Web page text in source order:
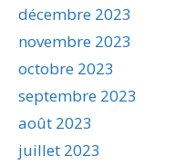
décembre 2023
novembre 2023
octobre 2023
septembre 2023
août 2023
juillet 2023